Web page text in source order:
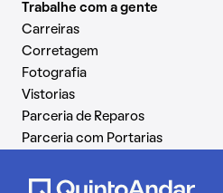
Trabalhe com a gente
Carreiras
Corretagem
Fotografia
Vistorias
Parceria de Reparos
Parceria com Portarias